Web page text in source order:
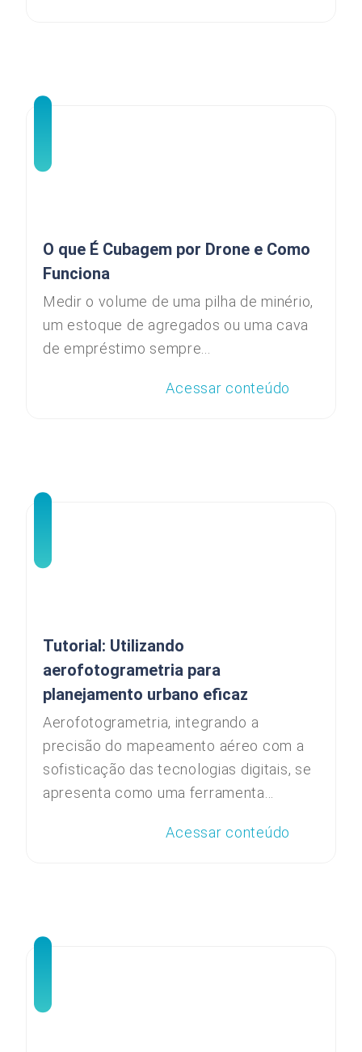
O que É Cubagem por Drone e Como
Funciona
Medir o volume de uma pilha de minério,
um estoque de agregados ou uma cava
de empréstimo sempre...
Acessar conteúdo
Tutorial: Utilizando
aerofotogrametria para
planejamento urbano eficaz
Aerofotogrametria, integrando a
precisão do mapeamento aéreo com a
sofisticação das tecnologias digitais, se
apresenta como uma ferramenta...
Acessar conteúdo